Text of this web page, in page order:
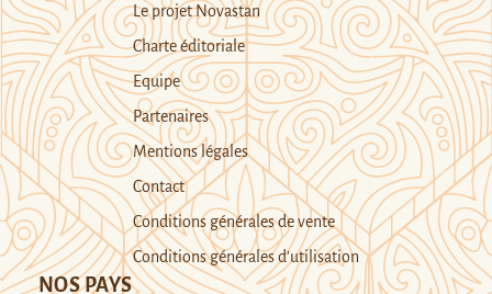
Le projet Novastan
Charte éditoriale
Equipe
Partenaires
Mentions légales
Contact
Conditions générales de vente
Conditions générales d’utilisation
NOS PAYS